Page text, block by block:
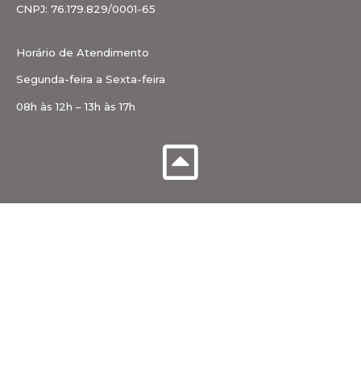
CNPJ: 76.179.829/0001-65
Horário de Atendimento
Segunda-feira a Sexta-feira
08h às 12h – 13h às 17h